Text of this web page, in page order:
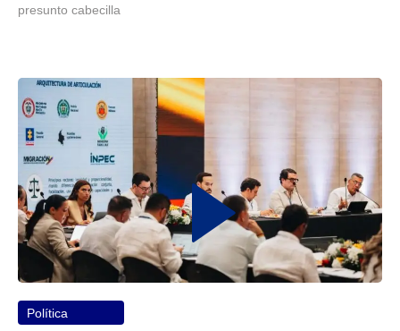
presunto cabecilla
Política